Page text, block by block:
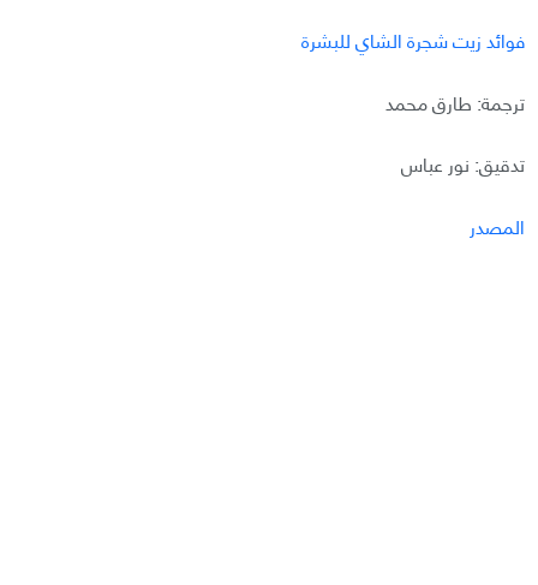
فوائد زيت شجرة الشاي للبشرة
ترجمة: طارق محمد
تدقيق: نور عباس
المصدر